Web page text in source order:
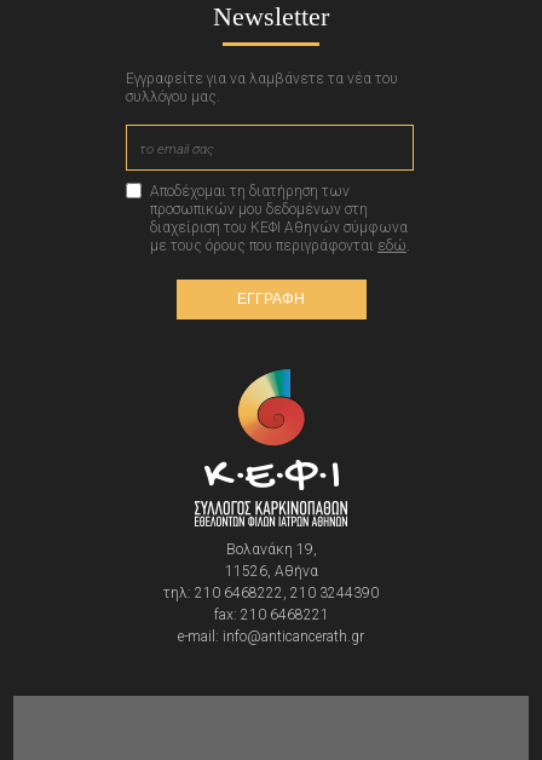
Newsletter
Εγγραφείτε για να λαμβάνετε τα νέα του
συλλόγου μας.
Αποδέχομαι τη διατήρηση των
προσωπικών μου δεδομένων στη
διαχείριση του ΚΕΦΙ Αθηνών σύμφωνα
με τους όρους που περιγράφονται εδώ.
ΕΓΓΡΑΦΗ
Βολανάκη 19,
11526, Αθήνα
τηλ: 210 6468222, 210 3244390
fax: 210 6468221
e-mail: info@anticancerath.gr